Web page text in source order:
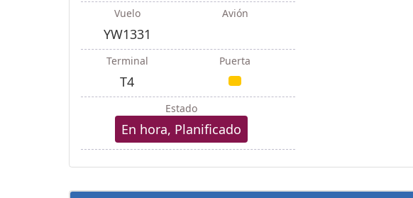
Vuelo
YW1331
Avión
Terminal
T4
Puerta
Estado
En hora, Planificado